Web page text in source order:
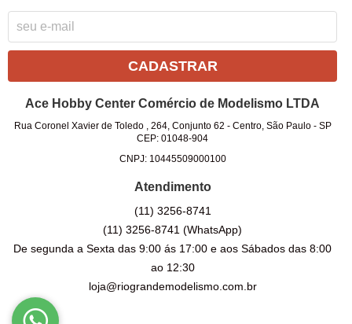
CADASTRAR
Ace Hobby Center Comércio de Modelismo LTDA
Rua Coronel Xavier de Toledo , 264, Conjunto 62 - Centro, São Paulo- SP
CEP: 01048-904
CNPJ: 10445509000100
Atendimento
(11) 3256-8741
(11) 3256-8741(WhatsApp)
De segunda a Sexta das 9:00 ás 17:00 e aos Sábados das 8:00
ao 12:30
loja@riograndemodelismo.com.br